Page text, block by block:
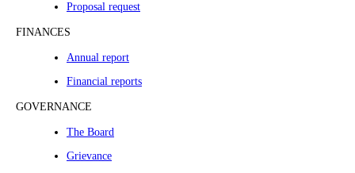
Proposal request
FINANCES
Annual report
Financial reports
GOVERNANCE
The Board
Grievance